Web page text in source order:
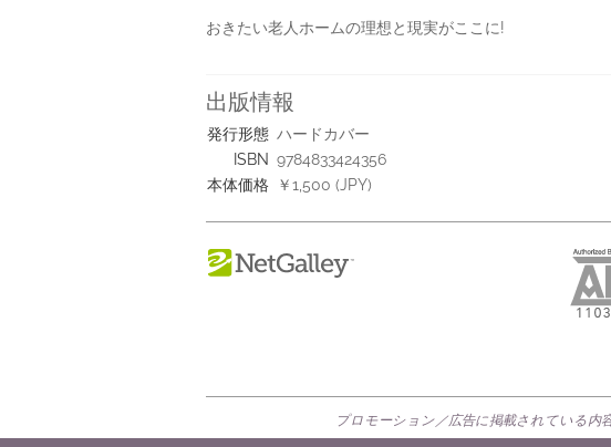
おきたい老人ホームの理想と現実がここに!
出版情報
発行形態 ハードカバー
ISBN 9784833424356
本体価格
￥1,500 (JPY)
プロモーション／広告に掲載されている内